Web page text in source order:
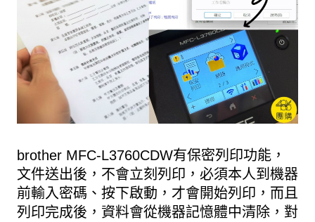
brother MFC-L3760CDW有保密列印功能，
文件送出後，不會立刻列印，必須本人到機器
前輸入密碼、按下啟動，才會開始列印，而且
列印完成後，資料會從機器記憶體中清除，對